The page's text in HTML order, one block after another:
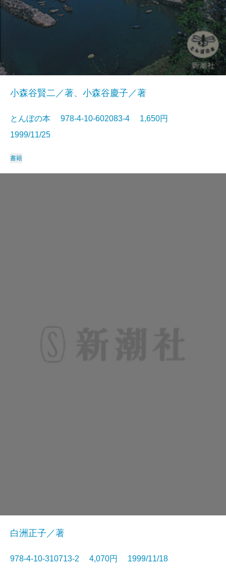
小森谷賢二／著、小森谷慶子／著
とんぼの本 978-4-10-602083-4 1,650円
1999/11/25
書籍
白洲正子／著
978-4-10-310713-2 4,070円 1999/11/18